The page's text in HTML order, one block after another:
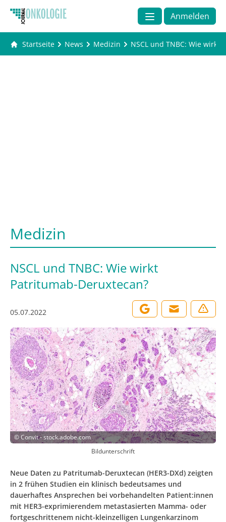
Anmelden
Startseite News Medizin NSCL und TNBC: Wie wirkt
Medizin
NSCL und TNBC: Wie wirkt
Patritumab-Deruxtecan?
05.07.2022
©Convit - stock.adobe.com
Bildunterschrift
Neue Daten zu Patritumab-Deruxtecan (HER3-DXd) zeigten
in 2 frühen Studien ein klinisch bedeutsames und
dauerhaftes Ansprechen bei vorbehandelten Patient:innen
mit HER3-exprimierendem metastasierten Mamma- oder
fortgeschrittenem nicht-kleinzelligen Lungenkarzinom